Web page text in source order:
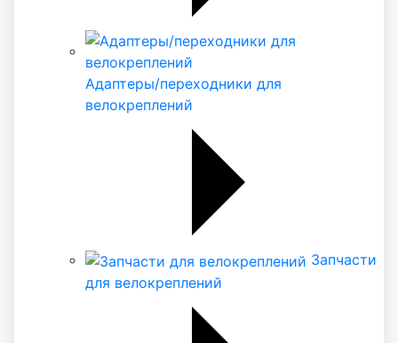
Адаптеры/переходники для
велокреплений
Запчасти
для велокреплений